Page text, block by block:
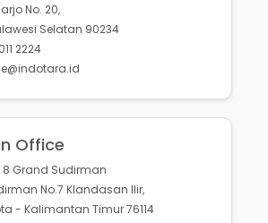
No. 20,
Selatan 90234
2224
Office
8 Grand Sudirman
No.7 Klandasan Ilir,
- Kalimantan Timur 76114